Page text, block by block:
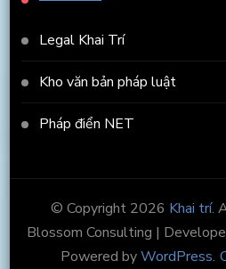
Legal Khai Trí
Kho văn bản pháp luật
Pháp điển NET
© Copyright 2026 Khai trí.
Blossom Consulting |
Powered byWordPress.